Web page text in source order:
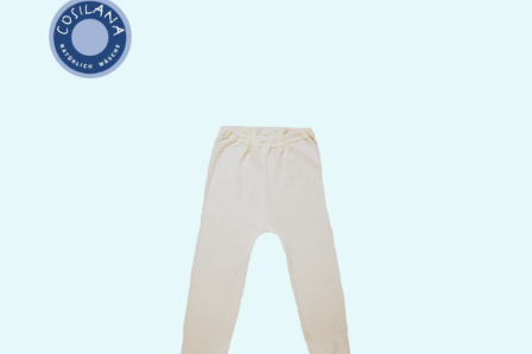
Bildergalerie überspringen